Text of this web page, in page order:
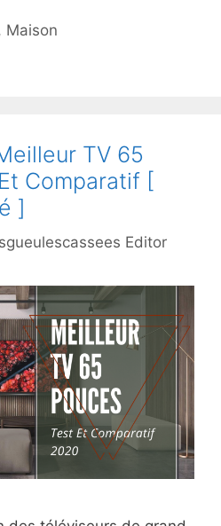
Maison
TV 65
Comparatif [
]
Editor